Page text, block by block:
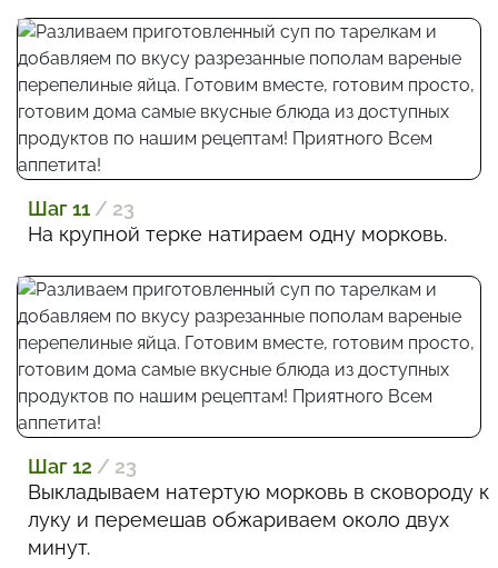
Шаг 11 / 23
На крупной терке натираем одну морковь.
Шаг 12 / 23
Выкладываем натертую морковь в сковороду к
луку и перемешав обжариваем около двух
минут.